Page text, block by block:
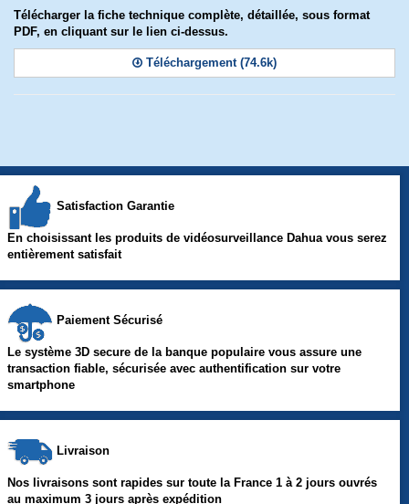
Télécharger la fiche technique complète, détaillée, sous format
PDF, en cliquant sur le lien ci-dessus.
Téléchargement (74.6k)
Satisfaction Garantie
En choisissant les produits de vidéosurveillance Dahua vous serez
entièrement satisfait
Paiement Sécurisé
Le système 3D secure de la banque populaire vous assure une
transaction fiable, sécurisée avec authentification sur votre
smartphone
Livraison
Nos livraisons sont rapides sur toute la France 1 à 2 jours ouvrés
au maximum 3 jours après expédition